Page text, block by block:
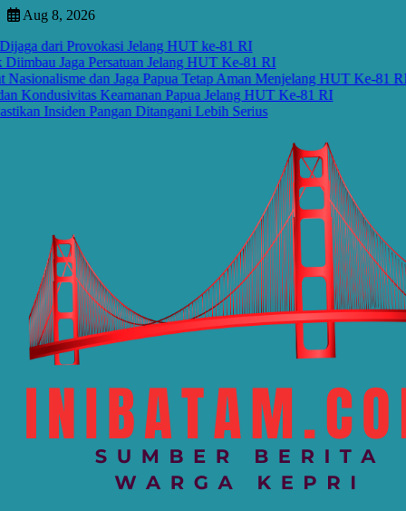
Skip
content
Aug 8, 2026
Provokasi Jelang HUT ke-81 RI
Jaga Persatuan Jelang HUT Ke-81 RI
dan Jaga Papua Tetap Aman Menjelang HUT Ke-81 RI
Keamanan Papua Jelang HUT Ke-81 RI
Pangan Ditangani Lebih Serius